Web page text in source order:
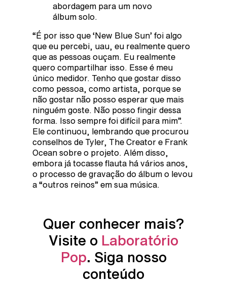
abordagem para um novo
álbum solo.
“É por isso que ‘New Blue Sun’ foi algo
que eu percebi, uau, eu realmente quero
que as pessoas ouçam. Eu realmente
quero compartilhar isso. Esse é meu
único medidor. Tenho que gostar disso
como pessoa, como artista, porque se
não gostar não posso esperar que mais
ninguém goste. Não posso fingir dessa
forma. Isso sempre foi difícil para mim”.
Ele continuou, lembrando que procurou
conselhos de Tyler, The Creator e Frank
Ocean sobre o projeto. Além disso,
embora já tocasse flauta há vários anos,
o processo de gravação do álbum o levou
a “outros reinos” em sua música.
Quer conhecer mais?
Visite o Laboratório
Pop. Siga nosso
conteúdo